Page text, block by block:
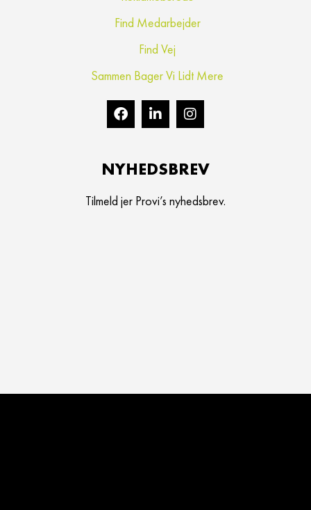
Find Medarbejder
Find Vej
Sammen Bager Vi Lidt Mere
NYHEDSBREV
Tilmeld jer Provi’s nyhedsbrev.